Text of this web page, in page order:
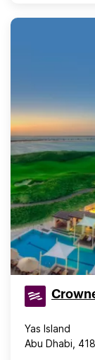
Yas Island
Abu Dhabi,